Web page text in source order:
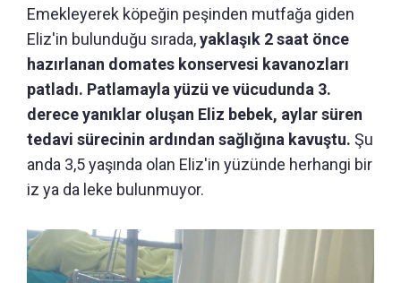
Emekleyerek köpeğin peşinden mutfağa giden
Eliz'in bulunduğu sırada,yaklaşık 2 saat önce
hazırlanan domates konservesi kavanozları
patladı. Patlamayla yüzü ve vücudunda 3.
derece yanıklar oluşan Eliz bebek, aylar süren
tedavi sürecinin ardından sağlığına kavuştu. Şu
anda 3,5 yaşında olan Eliz'in yüzünde herhangi bir
iz ya da leke bulunmuyor.